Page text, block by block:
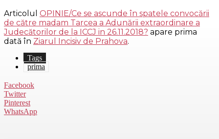
Articolul OPINIE/Ce se ascunde în spatele convocării
de către madam Tarcea a Adunării extraordinare a
Judecătorilor de la ICCJ in 26.11.2018? apare prima
dată în Ziarul Incisiv de Prahova.
Tags
prima
Facebook
Twitter
Pinterest
WhatsApp